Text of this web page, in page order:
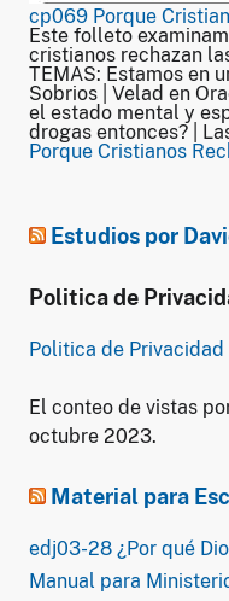
cp069 Porque
Este folleto
cristianos rechazan
TEMAS: Estamos en
Sobrios | Velad en
el estado mental y
drogas entonces? |
Porque Cristianos
Estudios por
Politica de
Politica de Privacidad
El conteo de vistas
octubre 2023.
Material para
edj03-28 ¿Por qué
Manual para